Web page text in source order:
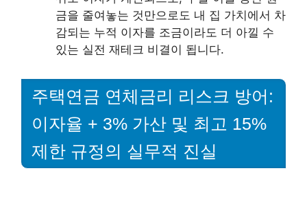
금을 줄여놓는 것만으로도 내 집 가치에서 차
감되는 누적 이자를 조금이라도 더 아낄 수
있는 실전 재테크 비결이 됩니다.
주택연금 연체금리 리스크 방어:
이자율 + 3% 가산 및 최고 15%
제한 규정의 실무적 진실